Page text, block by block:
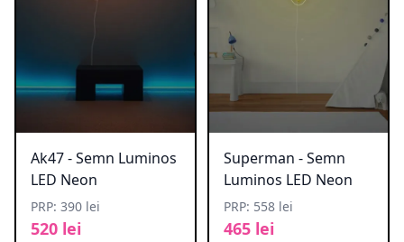
Ak47 - Semn Luminos
LED Neon
PRP: 390 lei
520 lei
Superman - Semn
Luminos LED Neon
PRP: 558 lei
465 lei